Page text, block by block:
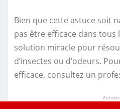
Bien que cette astuce soit
pas être efficace dans tous
solution miracle pour
d’insectes ou d’odeurs.
efficace, consultez un